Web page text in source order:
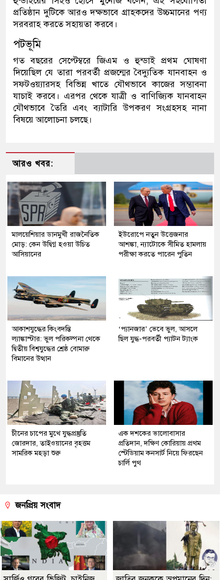
প্রতিষ্ঠান দুটিকে আরও দক্ষভাবে গ্রাহকদের উচ্চমানের পণ্য
সরবরাহ করতে সহায়তা করবে।
পটভূমি
গত বছরের সেপ্টেম্বরে জিএম ও হুন্ডাই প্রথম ঘোষণা
দিয়েছিল যে তারা পরবর্তী প্রজন্মের বৈদ্যুতিক যানবাহন ও
সফটওয়্যারসহ বিভিন্ন খাতে যৌথভাবে কাজের সম্ভাবনা
যাচাই করবে। এরপর থেকে যাত্রী ও বাণিজ্যিক যানবাহন
যৌথভাবে তৈরি এবং ব্যাটারি উপকরণ সংগ্রহসহ নানা
বিষয়ে আলোচনা চলছে।
আরও খবর:
মালয়েশিয়ার ডানমুখী রাজনৈতিক
মোড়: কেন উদ্বিগ্ন হওয়া উচিত
আসিয়ানের
ইউরোপে নতুন উত্তেজনার
আশঙ্কা, ন্যাটোকে সীমিত হামলায়
পরীক্ষা করতে পারেন পুতিন
আকাশযুদ্ধের কিংবদন্তি
ল্যাঙ্কাস্টার: ভুল পরিকল্পনা থেকে
দ্বিতীয় বিশ্বযুদ্ধের শ্রেষ্ঠ বোমারু
বিমানের উত্থান
‘প্যানজার’ ভেবে ভুল, আসলে
ছিল যুদ্ধ-পরবর্তী প্যাটন ট্যাংক
চীনের চাপের মুখে যুদ্ধপ্রস্তুতি
জোরদার, তাইওয়ানের বৃহত্তম
সামরিক মহড়া শুরু
এক দশকের ভালোবাসার
প্রতিদান, দক্ষিণ কোরিয়ায় প্রথম
স্টেডিয়াম কনসার্ট নিয়ে ফিরছেন
চার্লি পুথ
জনপ্রিয় সংবাদ